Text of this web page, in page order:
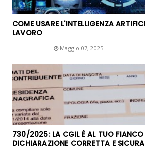
COME USARE L'INTELLIGENZA
LAVORO
Maggio 07, 2025
730/2025: LA CGIL È AL TUO FIANCO
DICHIARAZIONE CORRETTA E SICURA